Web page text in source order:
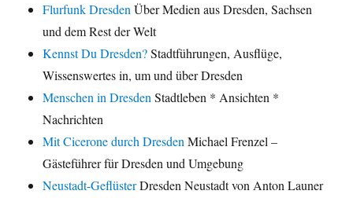
Flurfunk DresdenÜber Medien aus Dresden, Sachsen
und dem Rest der Welt
Kennst Du Dresden?Stadtführungen, Ausflüge,
Wissenswertes in, um und über Dresden
Menschen in DresdenStadtleben * Ansichten *
Nachrichten
Mit Cicerone durch DresdenMichael Frenzel –
Gästeführer für Dresden und Umgebung
Neustadt-GeflüsterDresden Neustadt von Anton Launer